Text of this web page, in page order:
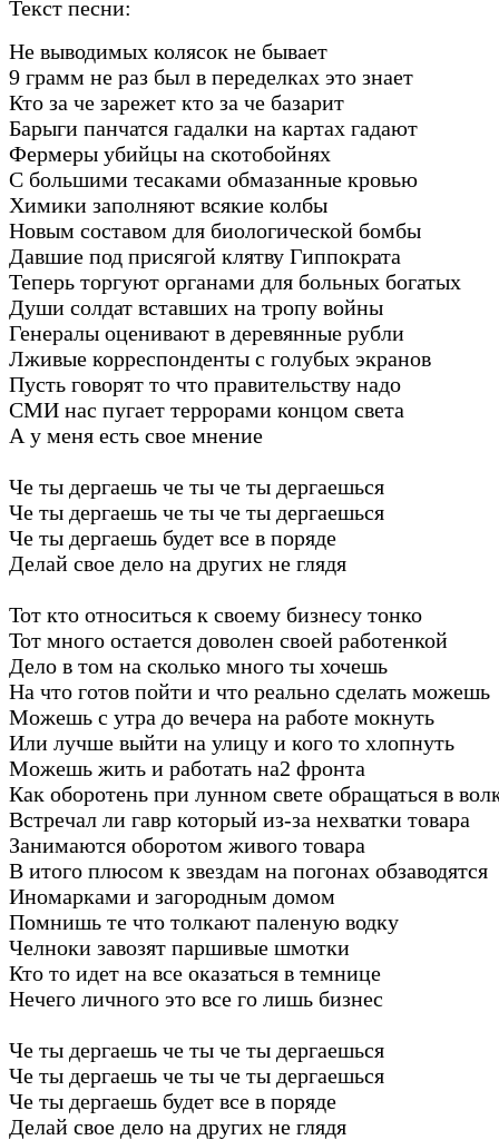
Текст песни:
Не выводимых колясок не бывает
9 грамм не раз был в переделках это знает
Кто за че зарежет кто за че базарит
Барыги панчатся гадалки на картах гадают
Фермеры убийцы на скотобойнях
С большими тесаками обмазанные кровью
Химики заполняют всякие колбы
Новым составом для биологической бомбы
Давшие под присягой клятву Гиппократа
Теперь торгуют органами для больных богатых
Души солдат вставших на тропу войны
Генералы оценивают в деревянные рубли
Лживые корреспонденты с голубых экранов
Пусть говорят то что правительству надо
СМИ нас пугает террорами концом света
А у меня есть свое мнение
Че ты дергаешь че ты че ты дергаешься
Че ты дергаешь че ты че ты дергаешься
Че ты дергаешь будет все в поряде
Делай свое дело на других не глядя
Тот кто относиться к своему бизнесу тонко
Тот много остается доволен своей работенкой
Дело в том на сколько много ты хочешь
На что готов пойти и что реально сделать можешь
Можешь с утра до вечера на работе мокнуть
Или лучше выйти на улицу и кого то хлопнуть
Можешь жить и работать на2 фронта
Как оборотень при лунном свете обращаться в
Встречал ли гавр который из-за нехватки товара
Занимаются оборотом живого товара
В итого плюсом к звездам на погонах обзаводятся
Иномарками и загородным домом
Помнишь те что толкают паленую водку
Челноки завозят паршивые шмотки
Кто то идет на все оказаться в темнице
Нечего личного это все го лишь бизнес
Че ты дергаешь че ты че ты дергаешься
Че ты дергаешь че ты че ты дергаешься
Че ты дергаешь будет все в поряде
Делай свое дело на других не глядя